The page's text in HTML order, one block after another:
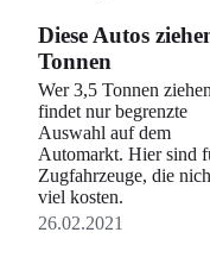
Diese Autos
Tonnen
Wer 3,5 Tonnen
findet nur begrenzte
Auswahl auf dem
Automarkt. Hier sind
Zugfahrzeuge, die
viel kosten.
26.02.2021